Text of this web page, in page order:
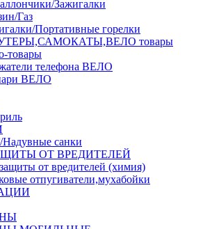
Зажигалки
Газ
Портативные горелки
товары
товары
телефона ВЕЛО
ВЕЛО
санки
ОТ ВРЕДИТЕЛЕЙ
от вредителей (химия)
отпугиватели,мухабойки